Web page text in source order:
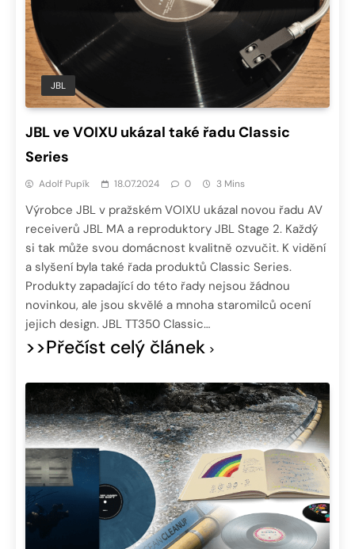
JBL
JBL ve VOIXU ukázal také řadu Classic
Series
Adolf Pupík 18.07.2024 0 3 Mins
Výrobce JBL v pražském VOIXU ukázal novou řadu AV
receiverů JBL MA a reproduktory JBL Stage 2. Každý
si tak může svou domácnost kvalitně ozvučit. K vidění
a slyšení byla také řada produktů Classic Series.
Produkty zapadající do této řady nejsou žádnou
novinkou, ale jsou skvělé a mnoha staromilců ocení
jejich design. JBL TT350 Classic…
>>Přečíst celý článek